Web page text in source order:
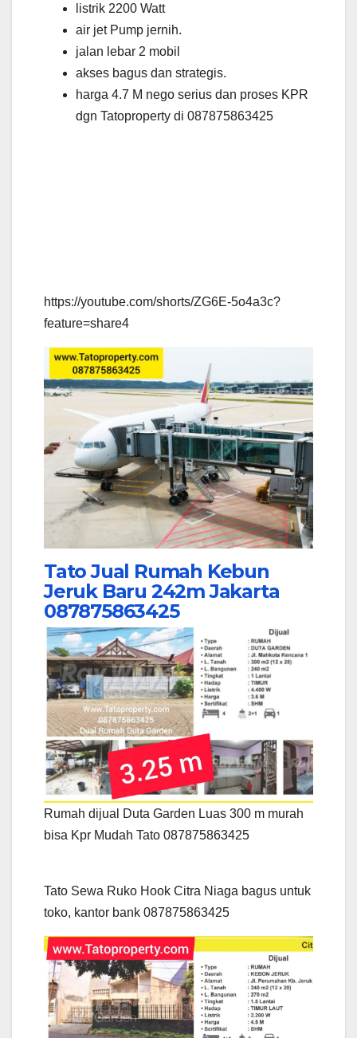
listrik 2200 Watt
air jet Pump jernih.
jalan lebar 2 mobil
akses bagus dan strategis.
harga 4.7 M nego serius dan proses KPR
dgn Tatoproperty di 087875863425
https://youtube.com/shorts/ZG6E-5o4a3c?
feature=share4
Tato Jual Rumah Kebun
Jeruk Baru 242m Jakarta
087875863425
Rumah dijual Duta Garden Luas 300 m murah
bisa Kpr Mudah Tato 087875863425
Tato Sewa Ruko Hook Citra Niaga bagus untuk
toko, kantor bank 087875863425